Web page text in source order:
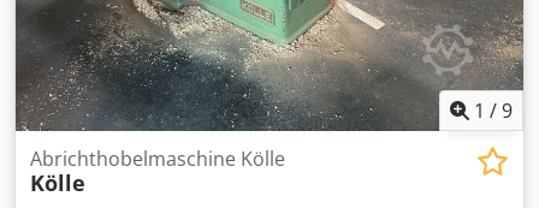
1 /9
Abrichthobelmaschine Kölle
Kölle